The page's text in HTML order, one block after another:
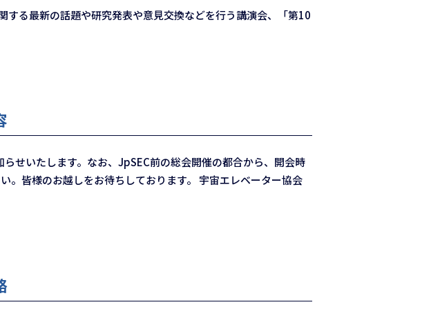
る最新の話題や研究発表や意見交換などを行う講演会、「第10
せいたします。なお、JpSEC前の総会開催の都合から、開会時
皆様のお越しをお待ちしております。 宇宙エレベーター協会